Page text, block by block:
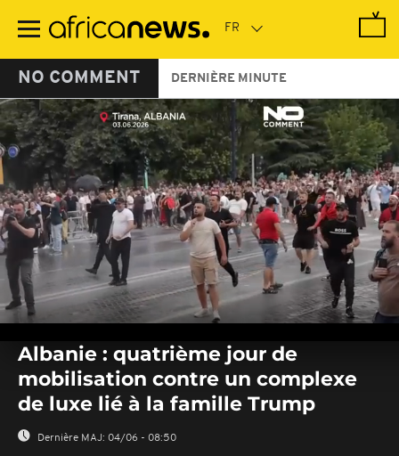
contenu
NO COMMENT DERNIÈRE MINUTE
seconds
seconds
Albanie : quatrième jour de
mobilisation contre un complexe
de luxe lié à la famille Trump
Dernière MAJ: 04/06 - 08:50